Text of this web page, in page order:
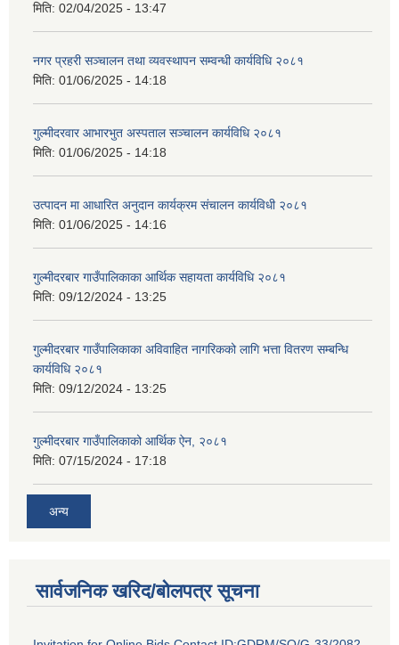
मिति: 02/04/2025 - 13:47
नगर प्रहरी सञ्चालन तथा व्यवस्थापन सम्वन्धी कार्यविधि २०८१
मिति: 01/06/2025 - 14:18
गुल्मीदरवार आभारभुत अस्पताल सञ्चालन कार्यविधि २०८१
मिति: 01/06/2025 - 14:18
उत्पादन मा आधारित अनुदान कार्यक्रम संचालन कार्यविधी २०८१
मिति: 01/06/2025 - 14:16
गुल्मीदरबार गाउँपालिकाका आर्थिक सहायता कार्यविधि २०८१
मिति: 09/12/2024 - 13:25
गुल्मीदरबार गाउँपालिकाका अविवाहित नागरिकको लागि भत्ता वितरण सम्बन्धि
कार्यविधि २०८१
मिति: 09/12/2024 - 13:25
गुल्मीदरबार गाउँपालिकाको आर्थिक ऐन, २०८१
मिति: 07/15/2024 - 17:18
अन्य
सार्वजनिक खरिद/बोलपत्र सूचना